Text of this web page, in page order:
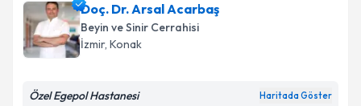
Doç. Dr. Arsal Acarbaş
Beyin ve Sinir Cerrahisi
İzmir, Konak
Özel Egepol Hastanesi Haritada Göster